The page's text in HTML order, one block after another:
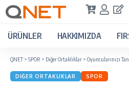
ÜRÜNLER HAKKIMIZDA
QNET> SPOR > Diğer Ortaklıklar > Oyuncularınızı
DIĞER ORTAKLIKLAR SPOR